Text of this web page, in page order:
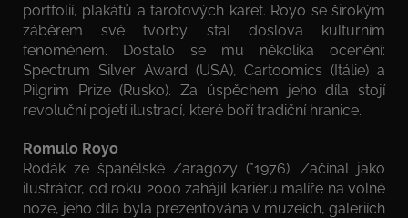
portfolií, plakátů a tarotových karet. Royo se širokým
záběrem své tvorby stal doslova kulturním
fenoménem. Dostalo se mu několika ocenění:
Spectrum Silver Award (USA), Cartoomics (Itálie) a
Pilgrim Prize (Rusko). Za úspěchem jeho díla stojí
revoluční pojetí ilustrací, které boří tradiční hranice.
Romulo Royo
Rodák ze španělské Zaragozy (*1976). Začínal jako
ilustrátor, od roku 2000 zahájil kariéru malíře na volné
noze, jeho díla byla prezentována v muzeích, galeriích